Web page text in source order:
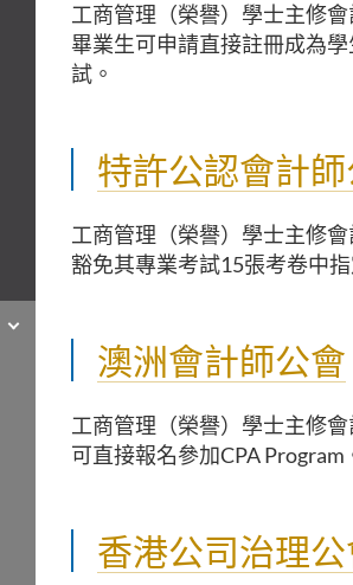
工商管理（榮譽）學士主修
畢業生可申請直接註冊成為
試。
特許公認會計
工商管理（榮譽）學士主修
豁免其專業考試15張考卷中指
澳洲會計師公會
工商管理（榮譽）學士主修
可直接報名參加CPA Program
香港公司治理